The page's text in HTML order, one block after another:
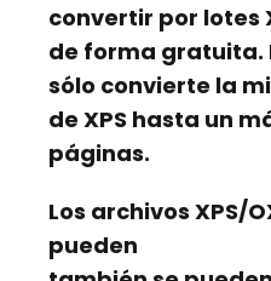
convertir por lotes
de forma gratuita.
sólo convierte la
de XPS hasta un
páginas.
Los archivos XPS/
pueden